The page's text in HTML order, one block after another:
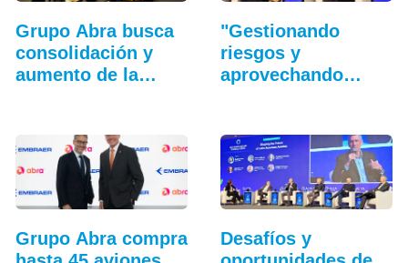
Grupo Abra busca
consolidación y
aumento de la
"Gestionando
riesgos y
aprovechando
Grupo Abra compra
Desafíos y